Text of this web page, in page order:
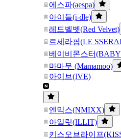
에스파(aespa)
아이들(i-dle)
레드벨벳(Red Velvet)
르세라핌(LE
베이비몬스터
마마무 (Mamamoo)
아이브(IVE)
엔믹스(NMIXX)
아일릿(ILLIT)
키스오브라이프